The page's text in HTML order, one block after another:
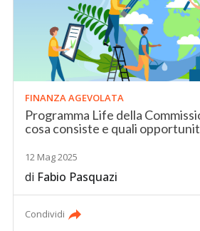
FINANZA AGEVOLATA
Programma Life della
cosa consiste e quali
12 Mag 2025
di Fabio Pasquazi
Condividi